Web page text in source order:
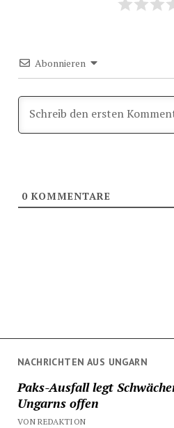
NACHRICHTEN AUS UNGARN
Paks-Ausfall legt
Ungarns offen
VON REDAKTION
Abonnieren
0KOMMENTARE